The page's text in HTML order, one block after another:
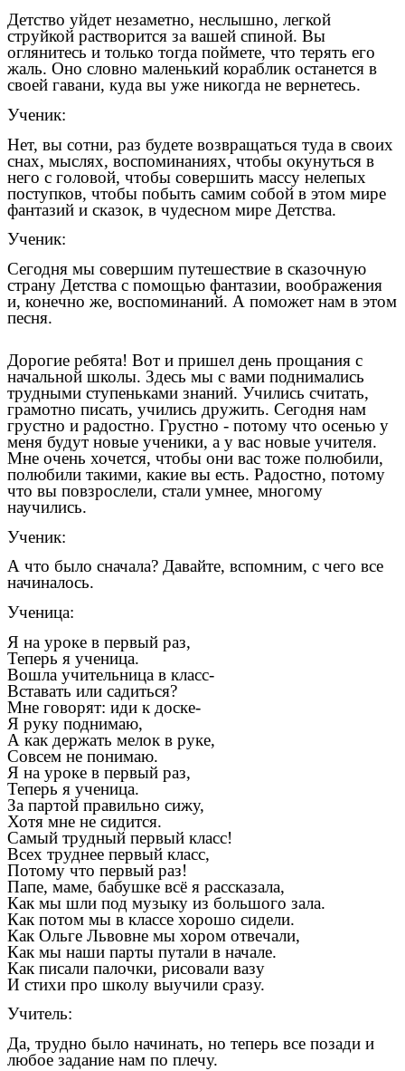
Детство уйдет незаметно, неслышно, легкой
струйкой растворится за вашей спиной. Вы
оглянитесь и только тогда поймете, что терять его
жаль. Оно словно маленький кораблик останется в
своей гавани, куда вы уже никогда не вернетесь.
Ученик:
Нет, вы сотни, раз будете возвращаться туда в своих
снах, мыслях, воспоминаниях, чтобы окунуться в
него с головой, чтобы совершить массу нелепых
поступков, чтобы побыть самим собой в этом мире
фантазий и сказок, в чудесном мире Детства.
Ученик:
Сегодня мы совершим путешествие в сказочную
страну Детства с помощью фантазии, воображения
и, конечно же, воспоминаний. А поможет нам в этом
песня.
Дорогие ребята! Вот и пришел день прощания с
начальной школы. Здесь мы с вами поднимались
трудными ступеньками знаний. Учились считать,
грамотно писать, учились дружить. Сегодня нам
грустно и радостно. Грустно - потому что осенью у
меня будут новые ученики, а у вас новые учителя.
Мне очень хочется, чтобы они вас тоже полюбили,
полюбили такими, какие вы есть. Радостно, потому
что вы повзрослели, стали умнее, многому
научились.
Ученик:
А что было сначала? Давайте, вспомним, с чего все
начиналось.
Ученица:
Я на уроке в первый раз,
Теперь я ученица.
Вошла учительница в класс-
Вставать или садиться?
Мне говорят: иди к доске-
Я руку поднимаю,
А как держать мелок в руке,
Совсем не понимаю.
Я на уроке в первый раз,
Теперь я ученица.
За партой правильно сижу,
Хотя мне не сидится.
Самый трудный первый класс!
Всех труднее первый класс,
Потому что первый раз!
Папе, маме, бабушке всё я рассказала,
Как мы шли под музыку из большого зала.
Как потом мы в классе хорошо сидели.
Как Ольге Львовне мы хором отвечали,
Как мы наши парты путали в начале.
Как писали палочки, рисовали вазу
И стихи про школу выучили сразу.
Учитель:
Да, трудно было начинать, но теперь все позади и
любое задание нам по плечу.